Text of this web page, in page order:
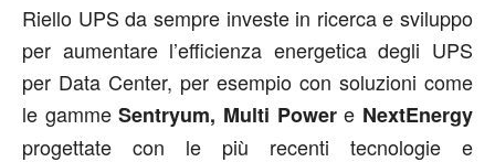
Riello UPS da sempre investe in ricerca e sviluppo
per aumentare l’efficienza energetica degli UPS
per Data Center, per esempio con soluzioni come
le gammeSentryum, Multi Powere NextEnergy
progettate con le più recenti tecnologie e